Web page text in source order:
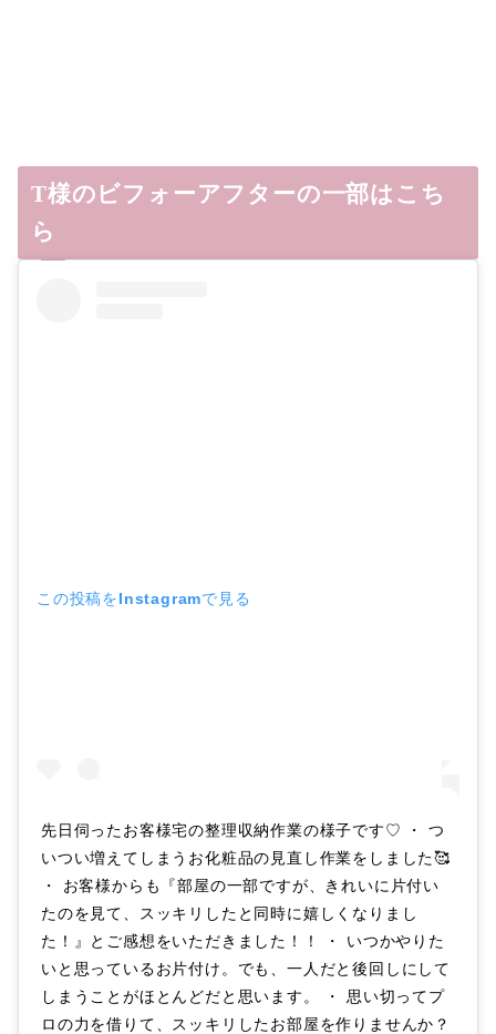
T様のビフォーアフターの一部はこち
ら
この投稿をInstagramで見る
先日伺ったお客様宅の整理収納作業の様子です♡ ・ つ
いつい増えてしまうお化粧品の見直し作業をしました🥰
・ お客様からも『部屋の一部ですが、きれいに片付い
たのを見て、スッキリしたと同時に嬉しくなりまし
た！』とご感想をいただきました！！ ・ いつかやりた
いと思っているお片付け。でも、一人だと後回しにして
しまうことがほとんどだと思います。 ・ 思い切ってプ
ロの力を借りて、スッキリしたお部屋を作りませんか？